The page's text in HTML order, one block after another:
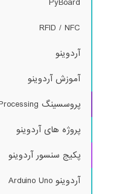
RFID / NFC
آردوینو
آموزش آردوینو
پروسسینگ Processing
پروژه های آردوینو
پکیج سنسور آردوینو
آردوینو Arduino Uno